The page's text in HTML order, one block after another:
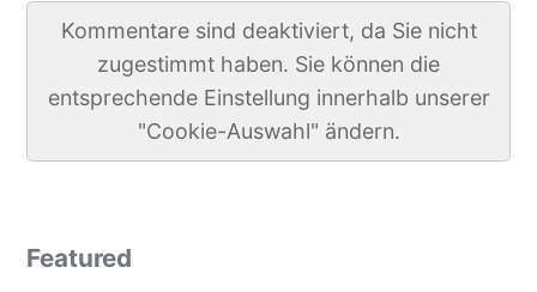
Kommentare sind deaktiviert, da Sie nicht
zugestimmt haben. Sie können die
entsprechende Einstellung innerhalb unserer
"Cookie-Auswahl" ändern.
Featured